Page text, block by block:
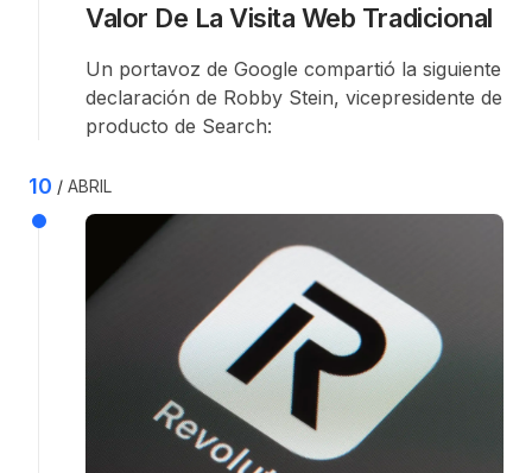
Valor De La Visita Web Tradicional
Un portavoz de Google compartió la siguiente
declaración de Robby Stein, vicepresidente de
producto de Search:
10 ABRIL